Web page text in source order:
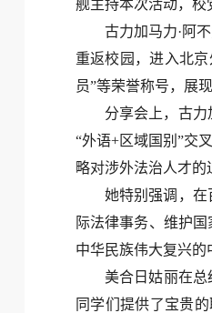
舰主持本次活动，校
古力加马力·阿
重返校园，进入北
员”等荣誉称号，展
分享会上，古
“外语+区域国别”交
略对涉外法治人才的
她特别强调，在
际法律事务、维护
中华民族伟大复兴的
美合日姑丽在总
同学们提供了宝贵